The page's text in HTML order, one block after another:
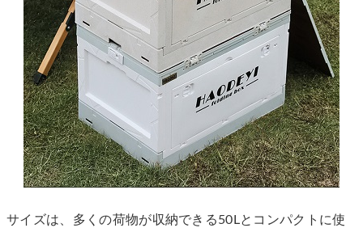
サイズは、多くの荷物が収納できる50Lとコンパクトに使